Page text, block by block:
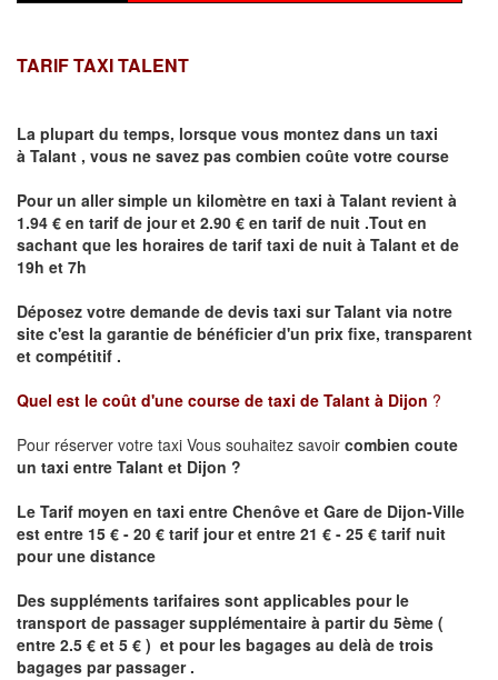
TARIF TAXI TALENT
La plupart du temps, lorsque vous montez dans un taxi
à Talant , vous ne savez pas combien coûte votre course
Pour un aller simple un kilomètre en taxi à Talant revient à
1.94 € en tarif de jour et 2.90 € en tarif de nuit .Tout en
sachant que les horaires de tarif taxi de nuit à Talant et de
19h et 7h
Déposez votre demande de devis taxi surTalant via notre
site c'est la garantie de bénéficier d'un prix fixe, transparent
et compétitif .
Quel est le coût d'une course de taxi de Talant à Dijon ?
Pour réserver votre taxi Vous souhaitez savoir combien coute
un taxi entre Talant et Dijon ?
Le Tarif moyen en taxi entre Chenôve et Gare de Dijon-Ville
est entre 15 € - 20 € tarif jour et entre 21 € - 25 € tarif nuit
pour une distance
Des suppléments tarifaires sont applicables pour le
transport de passager supplémentaire à partir du 5ème (
entre 2.5 € et 5 € ) et pour les bagages au delà de trois
bagages par passager .